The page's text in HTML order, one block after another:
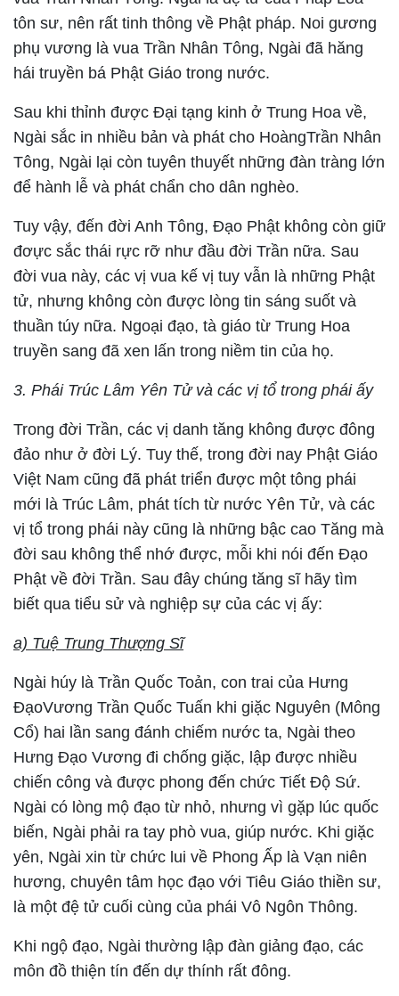
tôn sư, nên rất tinh thông về Phật pháp. Noi gương
phụ vương là vua Trần Nhân Tông, Ngài đã hăng
hái truyền bá Phật Giáo trong nước.
Sau khi thỉnh được Đại tạng kinh ở Trung Hoa về,
Ngài sắc in nhiều bản và phát cho HoàngTrần Nhân
Tông, Ngài lại còn tuyên thuyết những đàn tràng lớn
để hành lễ và phát chẩn cho dân nghèo.
Tuy vậy, đến đời Anh Tông, Đạo Phật không còn giữ
đơực sắc thái rực rỡ như đầu đời Trần nữa. Sau
đời vua này, các vị vua kế vị tuy vẫn là những Phật
tử, nhưng không còn được lòng tin sáng suốt và
thuần túy nữa. Ngoại đạo, tà giáo từ Trung Hoa
truyền sang đã xen lấn trong niềm tin của họ.
3. Phái Trúc Lâm Yên Tử và các vị tổ trong phái ấy
Trong đời Trần, các vị danh tăng không được đông
đảo như ở đời Lý. Tuy thế, trong đời nay Phật Giáo
Việt Nam cũng đã phát triển được một tông phái
mới là Trúc Lâm, phát tích từ nước Yên Tử, và các
vị tổ trong phái này cũng là những bậc cao Tăng mà
đời sau không thể nhớ được, mỗi khi nói đến Đạo
Phật về đời Trần. Sau đây chúng tăng sĩ hãy tìm
biết qua tiểu sử và nghiệp sự của các vị ấy:
a) Tuệ Trung Thượng Sĩ
Ngài húy là Trần Quốc Toản, con trai của Hưng
ĐạoVương Trần Quốc Tuấn khi giặc Nguyên (Mông
Cổ) hai lần sang đánh chiếm nước ta, Ngài theo
Hưng Đạo Vương đi chống giặc, lập được nhiều
chiến công và được phong đến chức Tiết Độ Sứ.
Ngài có lòng mộ đạo từ nhỏ, nhưng vì gặp lúc quốc
biến, Ngài phải ra tay phò vua, giúp nước. Khi giặc
yên, Ngài xin từ chức lui về Phong Ấp là Vạn niên
hương, chuyên tâm học đạo với Tiêu Giáo thiền sư,
là một đệ tử cuối cùng của phái Vô Ngôn Thông.
Khi ngộ đạo, Ngài thường lập đàn giảng đạo, các
môn đồ thiện tín đến dự thính rất đông.